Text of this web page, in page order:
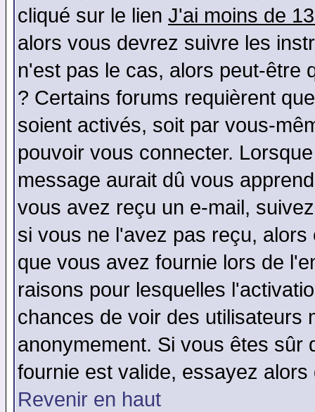
cliqué sur le lien J'ai moins de
alors vous devrez suivre les
n'est pas le cas, alors peut-être
? Certains forums requièrent
soient activés, soit par vous-
pouvoir vous connecter.
message aurait dû vous
vous avez reçu un e-mail,
si vous ne l'avez pas reçu,
que vous avez fournie lors de
raisons pour lesquelles
chances de voir des utilisateurs
anonymement. Si vous êtes sûr
fournie est valide, essayez
Revenir en haut